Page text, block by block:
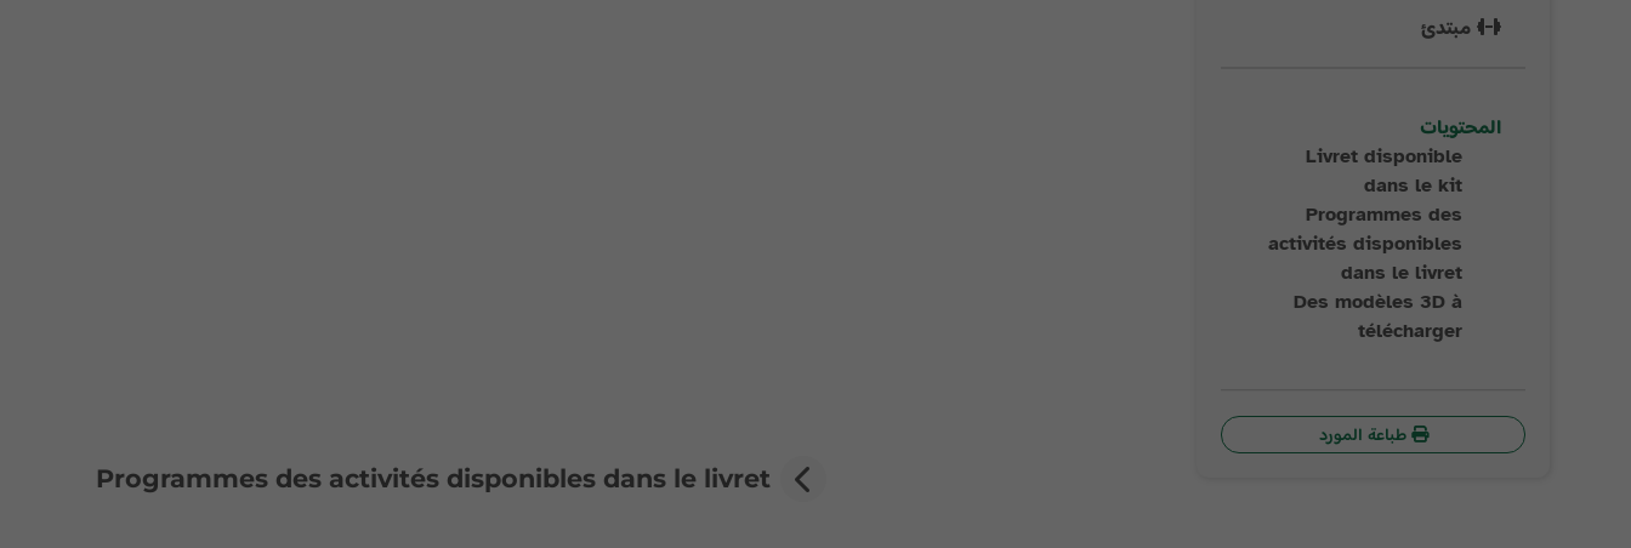
مبتدئ
المحتويات
Livret disponible
dans le kit
Programmes des
activités disponibles
dans le livret
Des modèles 3D à
télécharger
طباعة المورد
Programmes des activités disponibles dans le livret